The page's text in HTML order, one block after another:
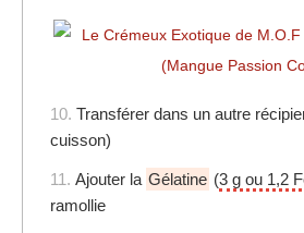
10. Transférer dans un autre
cuisson)
11. Ajouter la Gélatine (3 g ou 1,2
ramollie